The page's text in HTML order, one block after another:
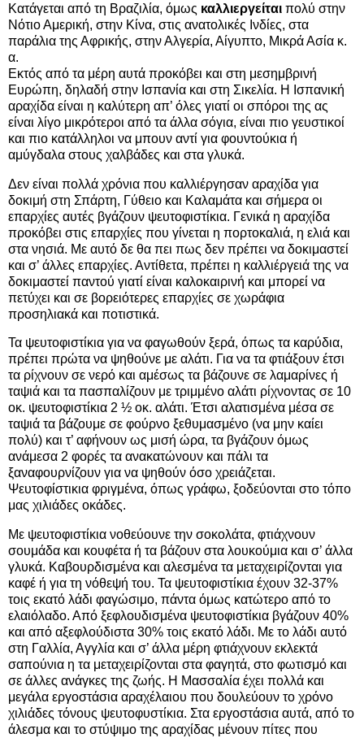
Κατάγεται από τη Βραζιλία, όμως καλλιεργείται πολύ στην
Νότιο Αμερική, στην Κίνα, στις ανατολικές Ινδίες, στα
παράλια της Αφρικής, στην Αλγερία, Αίγυπτο, Μικρά Ασία κ.
α.
Εκτός από τα μέρη αυτά προκόβει και στη μεσημβρινή
Ευρώπη, δηλαδή στην Ισπανία και στη Σικελία. Η Ισπανική
αραχίδα είναι η καλύτερη απ’ όλες γιατί οι σπόροι της ας
είναι λίγο μικρότεροι από τα άλλα σόγια, είναι πιο γευστικοί
και πιο κατάλληλοι να μπουν αντί για φουντούκια ή
αμύγδαλα στους χαλβάδες και στα γλυκά.
Δεν είναι πολλά χρόνια που καλλιέργησαν αραχίδα για
δοκιμή στη Σπάρτη, Γύθειο και Καλαμάτα και σήμερα οι
επαρχίες αυτές βγάζουν ψευτοφιστίκια. Γενικά η αραχίδα
προκόβει στις επαρχίες που γίνεται η πορτοκαλιά, η ελιά και
στα νησιά. Με αυτό δε θα πει πως δεν πρέπει να δοκιμαστεί
και σ’ άλλες επαρχίες. Αντίθετα, πρέπει η καλλιέργειά της να
δοκιμαστεί παντού γιατί είναι καλοκαιρινή και μπορεί να
πετύχει και σε βορειότερες επαρχίες σε χωράφια
προσηλιακά και ποτιστικά.
Τα ψευτοφιστίκια για να φαγωθούν ξερά, όπως τα καρύδια,
πρέπει πρώτα να ψηθούνε με αλάτι. Για να τα φτιάξουν έτσι
τα ρίχνουν σε νερό και αμέσως τα βάζουνε σε λαμαρίνες ή
ταψιά και τα πασπαλίζουν με τριμμένο αλάτι ρίχνοντας σε 10
οκ. ψευτοφιστίκια 2 ½ oκ. αλάτι. Έτσι αλατισμένα μέσα σε
ταψιά τα βάζουμε σε φούρνο ξεθυμασμένο (να μην καίει
πολύ) και τ’ αφήνουν ως μισή ώρα, τα βγάζουν όμως
ανάμεσα 2 φορές τα ανακατώνουν και πάλι τα
ξαναφουρνίζουν για να ψηθούν όσο χρειάζεται.
Ψευτοφίστικια φριγμένα, όπως γράφω, ξοδεύονται στο τόπο
μας χιλιάδες οκάδες.
Με ψευτοφιστίκια νοθεύουνε την σοκολάτα, φτιάχνουν
σουμάδα και κουφέτα ή τα βάζουν στα λουκούμια και σ’ άλλα
γλυκά. Καβουρδισμένα και αλεσμένα τα μεταχειρίζονται για
καφέ ή για τη νόθεψή του. Τα ψευτοφιστίκια έχουν 32-37%
τοις εκατό λάδι φαγώσιμο, πάντα όμως κατώτερο από το
ελαιόλαδο. Από ξεφλουδισμένα ψευτοφιστίκια βγάζουν 40%
και από αξεφλούδιστα 30% τοις εκατό λάδι. Με το λάδι αυτό
στη Γαλλία, Αγγλία και σ’ άλλα μέρη φτιάχνουν εκλεκτά
σαπούνια η τα μεταχειρίζονται στα φαγητά, στο φωτισμό και
σε άλλες ανάγκες της ζωής. Η Μασσαλία έχει πολλά και
μεγάλα εργοστάσια αραχέλαιου που δουλεύουν το χρόνο
χιλιάδες τόνους ψευτοφυστίκια. Στα εργοστάσια αυτά, από το
άλεσμα και το στύψιμο της αραχίδας μένουν πίτες που